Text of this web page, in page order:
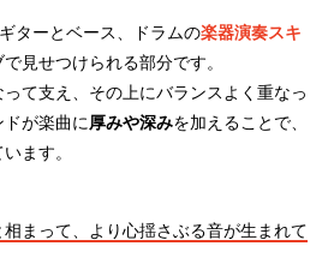
ターとベース、ドラムの楽器演奏スキ
見せつけられる部分です。
て支え、その上にバランスよく重なっ
が楽曲に厚みや深みを加えることで、
ます。
まって、より心揺さぶる音が生まれて